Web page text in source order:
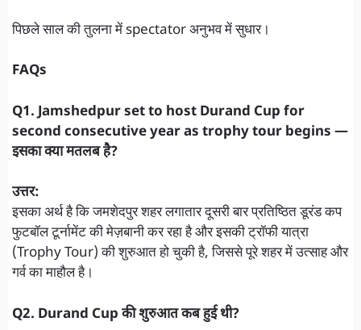
पिछले साल की तुलना में spectator अनुभव में सुधार।
FAQs
Q1. Jamshedpur set to host Durand Cup for
second consecutive year as trophy tour begins —
इसका क्या मतलब है?
उत्तर:
इसका अर्थ है कि जमशेदपुर शहर लगातार दूसरी बार प्रतिष्ठित डूरंड कप
फुटबॉल टूर्नामेंट की मेज़बानी कर रहा है और इसकी ट्रॉफी यात्रा
(Trophy Tour) की शुरुआत हो चुकी है, जिससे पूरे शहर में उत्साह और
गर्व का माहौल है।
Q2. Durand Cup की शुरुआत कब हुई थी?